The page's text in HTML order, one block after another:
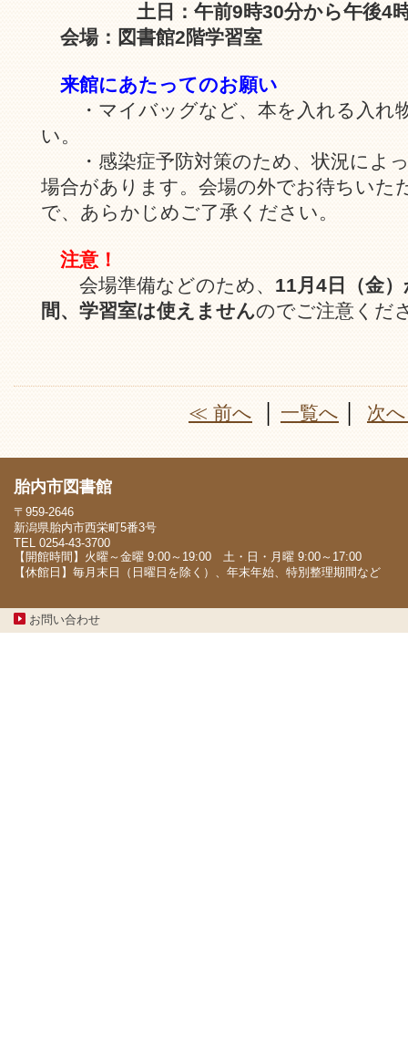
土日：午前9時30分から午後4時
会場：図書館2階学習室
来館にあたってのお願い
・マイバッグなど、本を入れる入れ
い。
・感染症予防対策のため、状況によ
場合があります。会場の外でお待ちいた
で、あらかじめご了承ください。
注意！
会場準備などのため、 11月4日（金
間、学習室は使えませんのでご注意くだ
≪ 前へ 一覧へ 次
胎内市図書館
〒959-2646
新潟県胎内市西栄町5番3号
TEL 0254-43-3700
【開館時間】火曜～金曜 9:00～19:00 土・日・月曜 9:00～17:00
【休館日】毎月末日（日曜日を除く）、年末年始、特別整理期間など
お問い合わせ